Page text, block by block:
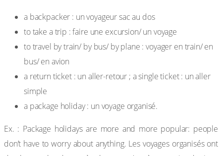
a backpacker : un voyageur sac au dos
to take a trip : faire une excursion/ un voyage
to travel by train/ by bus/ by plane : voyager en train/ en
bus/ en avion
a return ticket : un aller-retour ; a single ticket : un aller
simple
a package holiday : un voyage organisé.
Ex. : Package holidays are more and more popular: people
don’t have to worry about anything. Les voyages organisés ont